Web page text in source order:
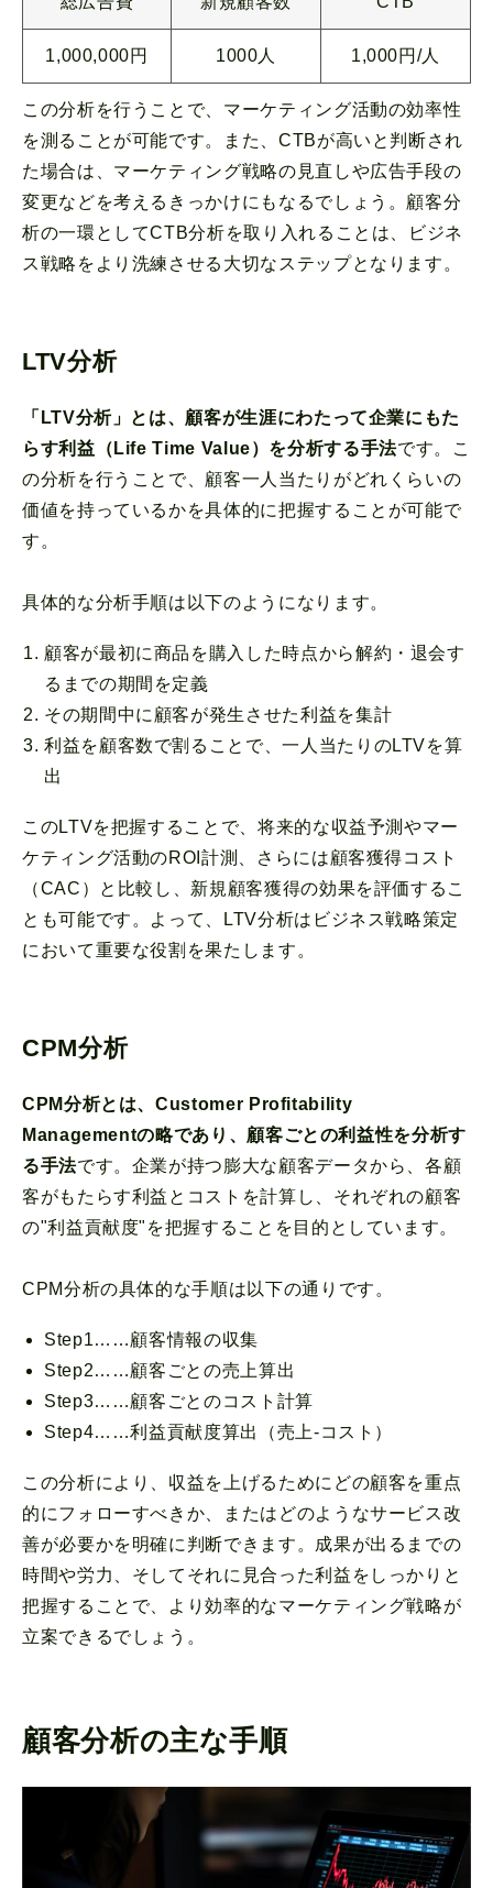
1,000,000円 1000人 1,000円/人
この分析を行うことで、マーケティング活動の効率性
を測ることが可能です。また、CTBが高いと判断され
た場合は、マーケティング戦略の見直しや広告手段の
変更などを考えるきっかけにもなるでしょう。顧客分
析の一環としてCTB分析を取り入れることは、ビジネ
ス戦略をより洗練させる大切なステップとなります。
LTV分析
「LTV分析」とは、顧客が生涯にわたって企業にもた
らす利益（Life Time Value）を分析する手法です。こ
の分析を行うことで、顧客一人当たりがどれくらいの
価値を持っているかを具体的に把握することが可能で
す。
具体的な分析手順は以下のようになります。
顧客が最初に商品を購入した時点から解約・退会す
るまでの期間を定義
その期間中に顧客が発生させた利益を集計
利益を顧客数で割ることで、一人当たりのLTVを算
出
このLTVを把握することで、将来的な収益予測やマー
ケティング活動のROI計測、さらには顧客獲得コスト
（CAC）と比較し、新規顧客獲得の効果を評価するこ
とも可能です。よって、LTV分析はビジネス戦略策定
において重要な役割を果たします。
CPM分析
CPM分析とは、Customer Profitability
Managementの略であり、顧客ごとの利益性を分析す
る手法です。企業が持つ膨大な顧客データから、各顧
客がもたらす利益とコストを計算し、それぞれの顧客
の"利益貢献度"を把握することを目的としています。
CPM分析の具体的な手順は以下の通りです。
Step1……顧客情報の収集
Step2……顧客ごとの売上算出
Step3……顧客ごとのコスト計算
Step4……利益貢献度算出（売上-コスト）
この分析により、収益を上げるためにどの顧客を重点
的にフォローすべきか、またはどのようなサービス改
善が必要かを明確に判断できます。成果が出るまでの
時間や労力、そしてそれに見合った利益をしっかりと
把握することで、より効率的なマーケティング戦略が
立案できるでしょう。
顧客分析の主な手順